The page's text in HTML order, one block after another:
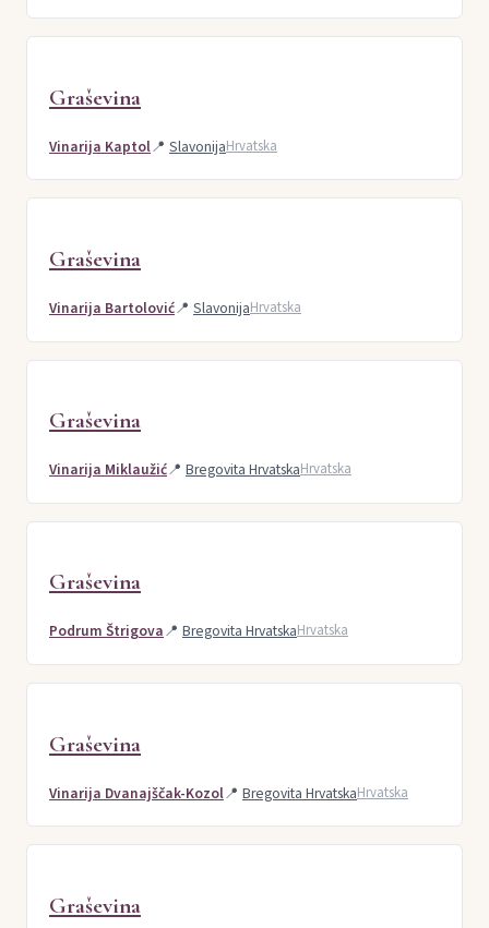
Graševina
Vinarija Kaptol📍 SlavonijaHrvatska
Graševina
Vinarija Bartolović📍 SlavonijaHrvatska
Graševina
Vinarija Miklaužić📍 Bregovita HrvatskaHrvatska
Graševina
Podrum Štrigova📍 Bregovita HrvatskaHrvatska
Graševina
Vinarija Dvanajščak-Kozol📍 Bregovita HrvatskaHrvatska
Graševina